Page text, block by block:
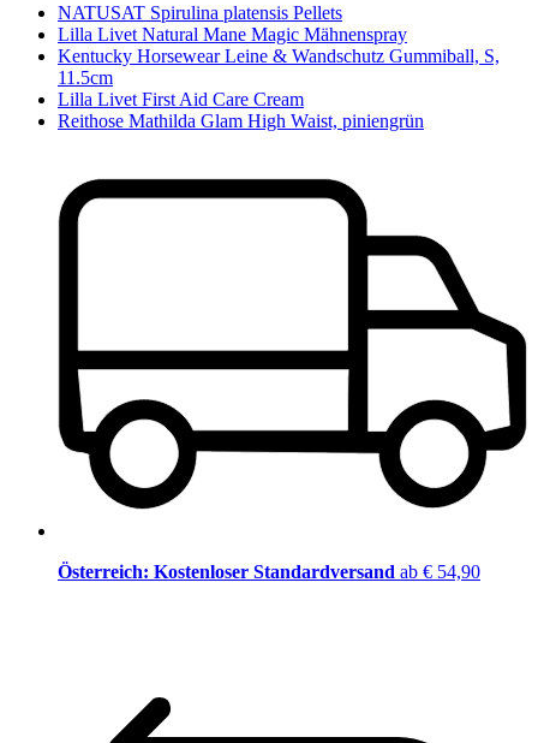
NATUSAT Spirulina platensis Pellets
Lilla Livet Natural Mane Magic Mähnenspray
Kentucky Horsewear Leine & Wandschutz Gummiball, S,
11.5cm
Lilla Livet First Aid Care Cream
Reithose Mathilda Glam High Waist, piniengrün
Österreich: Kostenloser Standardversand ab € 54,90